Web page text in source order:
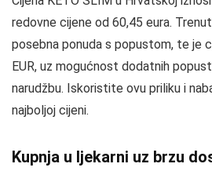
redovne cijene od 60,45 eura.
posebna ponuda s popustom, te je
EUR, uz mogućnost dodatnih
narudžbu. Iskoristite ovu priliku i
najboljoj cijeni.
Kupnja u ljekarni uz brzu